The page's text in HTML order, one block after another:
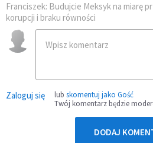
Franciszek: Budujcie Meksyk na miarę
korupcji i braku równości
Zaloguj się lub skomentuj jako Gość
Twój komentarz będzie
DODAJ